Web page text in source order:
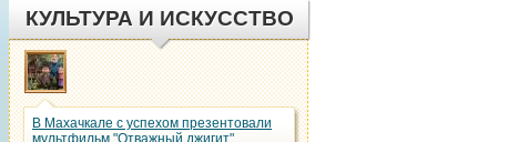
КУЛЬТУРА И ИСКУССТВО
В Махачкале с успехом презентовали
мультфильм "Отважный джигит".